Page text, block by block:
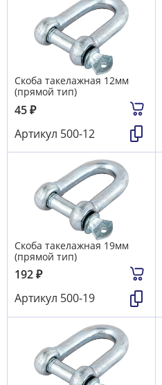
Скоба такелажная 12мм
(прямой тип)
45₽
Артикул 500-12
Скоба такелажная 19мм
(прямой тип)
192₽
Артикул 500-19